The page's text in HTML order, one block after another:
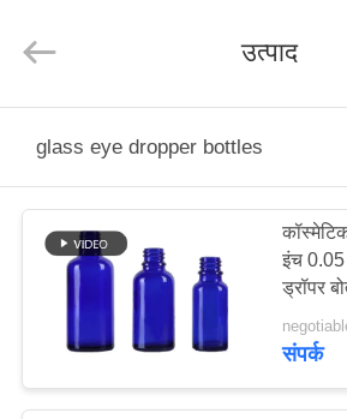
उत्पादों
वीडियो
वीआर
शो
Rights
ECER
उत्पाद
glass eye dropper bottles
इंच 0.05
ड्रॉपर
संपर्क